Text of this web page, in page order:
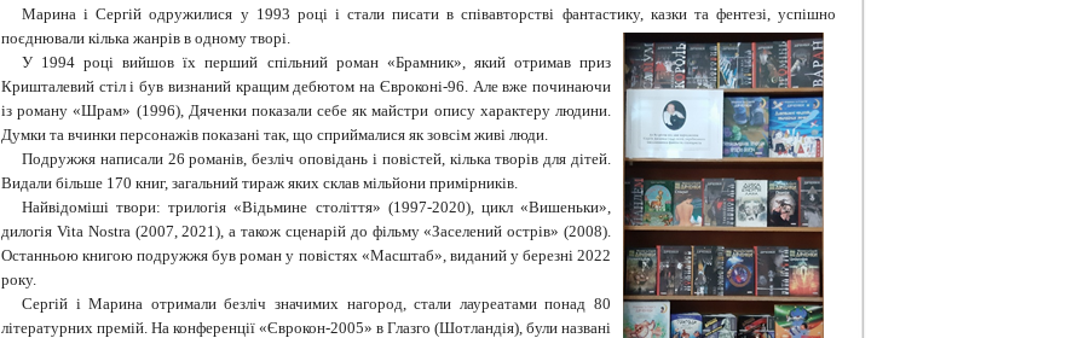
Марина і Сергій одружилися у 1993 році і стали писати в співавторстві фантастику, казки та фентезі, успішно
поєднювали кілька жанрів в одному творі.
У 1994 році вийшов їх перший спільний роман «Брамник», який отримав приз
Кришталевий стіл і був визнаний кращим дебютом на Євроконі-96. Але вже починаючи
із роману «Шрам» (1996), Дяченки показали себе як майстри опису характеру людини.
Думки та вчинки персонажів показані так, що сприймалися як зовсім живі люди.
Подружжя написали 26 романів, безліч оповідань і повістей, кілька творів для дітей.
Видали більше 170 книг, загальний тираж яких склав мільйони примірників.
Найвідоміші твори: трилогія «Відьмине століття» (1997-2020), цикл «Вишеньки»,
дилогія Vita Nostra (2007, 2021), а також сценарій до фільму «Заселений острів» (2008).
Останньою книгою подружжя був роман у повістях «Масштаб», виданий у березні 2022
року.
Сергій і Марина отримали безліч значимих нагород, стали лауреатами понад 80
літературних премій. На конференції «Єврокон-2005» в Глазго (Шотландія), були названі